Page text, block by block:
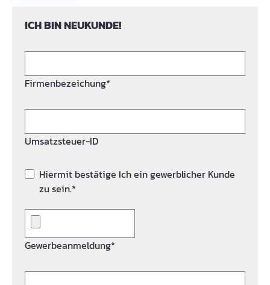
ICH BIN NEUKUNDE!
Firmenbezeichung*
Umsatzsteuer-ID
Hiermit bestätige Ich ein gewerblicher Kunde
zu sein.*
Gewerbeanmeldung*